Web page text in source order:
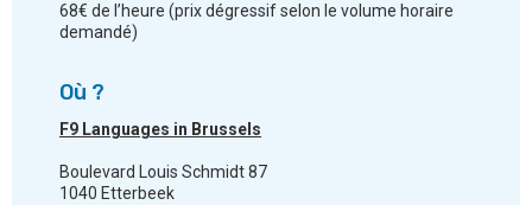
68€ de l’heure (prix dégressif selon le volume horaire
demandé)
Où ?
F9 Languages in Brussels
Boulevard Louis Schmidt 87
1040 Etterbeek